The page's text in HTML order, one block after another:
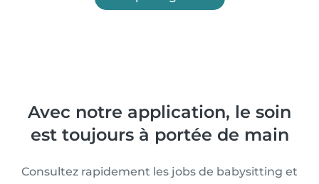
Avec notre application, le soin
est toujours à portée de main
Consultez rapidement les jobs de babysitting et